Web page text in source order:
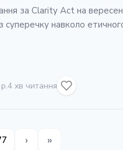
за Clarity Act на
навколо
4 хв читання
› »